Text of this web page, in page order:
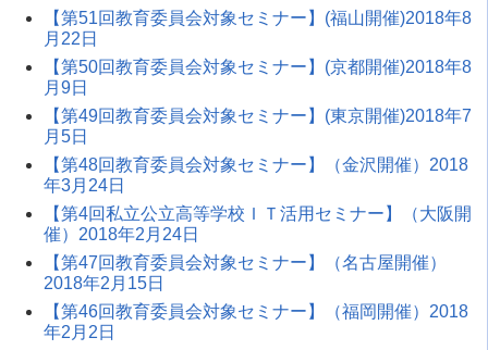
【第51回教育委員会対象セミナー】(福山開催)2018年8
月22日
【第50回教育委員会対象セミナー】(京都開催)2018年8
月9日
【第49回教育委員会対象セミナー】(東京開催)2018年7
月5日
【第48回教育委員会対象セミナー】（金沢開催）2018
年3月24日
【第4回私立公立高等学校ＩＴ活用セミナー】（大阪開
催）2018年2月24日
【第47回教育委員会対象セミナー】（名古屋開催）
2018年2月15日
【第46回教育委員会対象セミナー】（福岡開催）2018
年2月2日